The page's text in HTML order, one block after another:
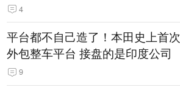
4
平台都不自己造了！本田史上首次
外包整车平台 接盘的是印度公司
9